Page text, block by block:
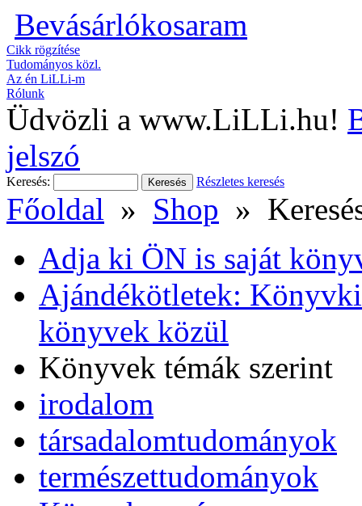
Bevásárlókosaram
Cikk rögzítése
Tudományos közl.
Az én LiLLi-m
Rólunk
Üdvözli a www.LiLLi.hu!
jelszó
Keresés: Részletes keresés
Főoldal » Shop »
Adja ki ÖN is saját
Ajándékötletek:
könyvek közül
Könyvek témák szerint
irodalom
társadalomtudományok
természettudományok